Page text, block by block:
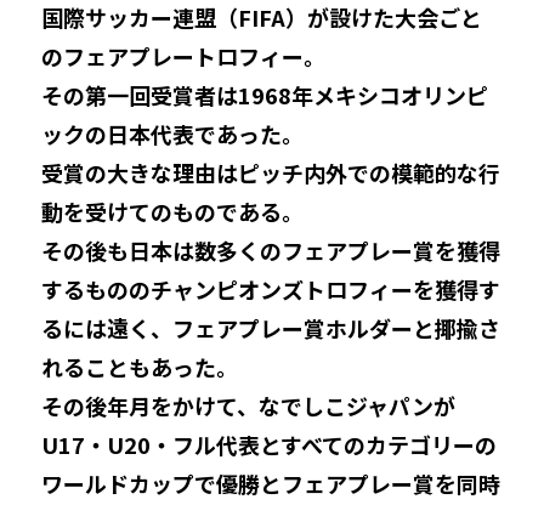
登録・申請
応援パートナー
国際サッカー連盟（FIFA）が設けた大会ごと
のフェアプレートロフィー。
その第一回受賞者は1968年メキシコオリンピ
ックの日本代表であった。
受賞の大きな理由はピッチ内外での模範的な行
動を受けてのものである。
その後も日本は数多くのフェアプレー賞を獲得
するもののチャンピオンズトロフィーを獲得す
るには遠く、フェアプレー賞ホルダーと揶揄さ
れることもあった。
その後年月をかけて、なでしこジャパンが
U17・U20・フル代表とすべてのカテゴリーの
ワールドカップで優勝とフェアプレー賞を同時